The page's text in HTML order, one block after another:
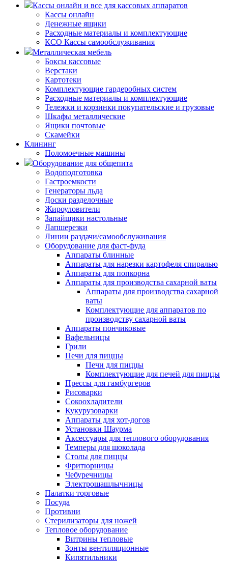
Кассы онлайн и все для кассовых аппаратов
Кассы онлайн
Денежные ящики
Расходные материалы и комплектующие
КСО Кассы самообслуживания
Металлическая мебель
Боксы кассовые
Верстаки
Картотеки
Комплектующие гардеробных систем
Расходные материалы и комплектующие
Тележки и корзинки покупательские и грузовые
Шкафы металлические
Ящики почтовые
Скамейки
Клининг
Поломоечные машины
Оборудование для общепита
Водоподготовка
Гастроемкости
Генераторы льда
Доски разделочные
Жироуловители
Запайщики настольные
Лапшерезки
Линии раздачи/самообслуживания
Оборудование для фаст-фуда
Аппараты блинные
Аппараты для нарезки картофеля спиралью
Аппараты для попкорна
Аппараты для производства сахарной ваты
Аппараты для производства сахарной
ваты
Комплектующие для аппаратов по
производству сахарной ваты
Аппараты пончиковые
Вафельницы
Грили
Печи для пиццы
Печи для пиццы
Комплектующие для печей для пиццы
Прессы для гамбургеров
Рисоварки
Сокоохладители
Кукурузоварки
Аппараты для хот-догов
Установки Шаурма
Аксессуары для теплового оборудования
Темперы для шоколада
Столы для пиццы
Фритюрницы
Чебуречницы
Электрошашлычницы
Палатки торговые
Посуда
Противни
Стерилизаторы для ножей
Тепловое оборудование
Витрины тепловые
Зонты вентиляционные
Кипятильники